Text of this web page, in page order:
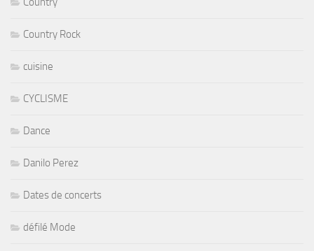
Country Rock
cuisine
CYCLISME
Dance
Danilo Perez
Dates de concerts
défilé Mode